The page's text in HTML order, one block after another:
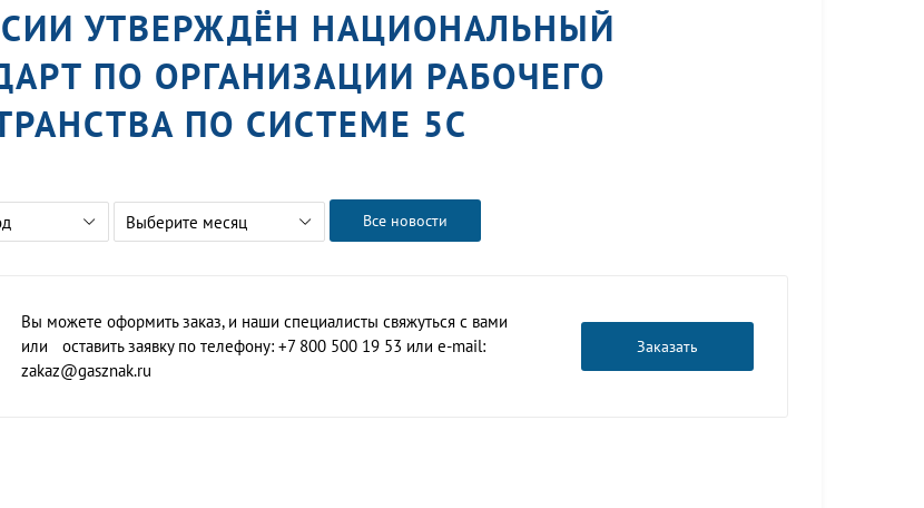
УТВЕРЖДЁН НАЦИОНАЛЬНЫЙ
ПО ОРГАНИЗАЦИИ РАБОЧЕГО
ПО СИСТЕМЕ 5С
Выберите месяц Все новости
Вы можете оформить заказ, и наши специалисты свяжуться с вами
или оставить заявку по телефону: +7 800 500 19 53 или e-mail:
zakaz@gasznak.ru
Заказать